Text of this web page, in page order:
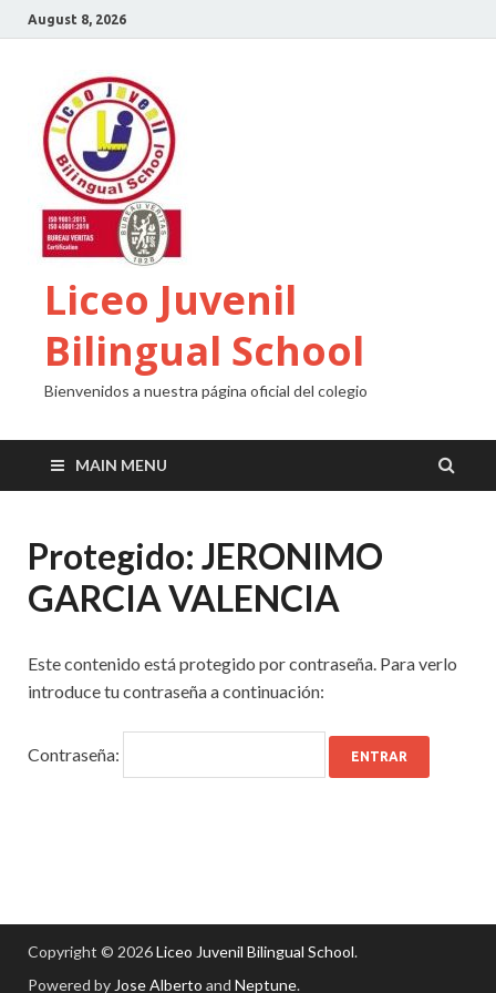
August 8, 2026
Liceo Juvenil
Bilingual School
Bienvenidos a nuestra página oficial del colegio
MAIN MENU
Protegido: JERONIMO
GARCIA VALENCIA
Este contenido está protegido por contraseña. Para verlo
introduce tu contraseña a continuación:
Contraseña:
Copyright © 2026Liceo Juvenil Bilingual School.
Powered by Jose Alberto and Neptune.